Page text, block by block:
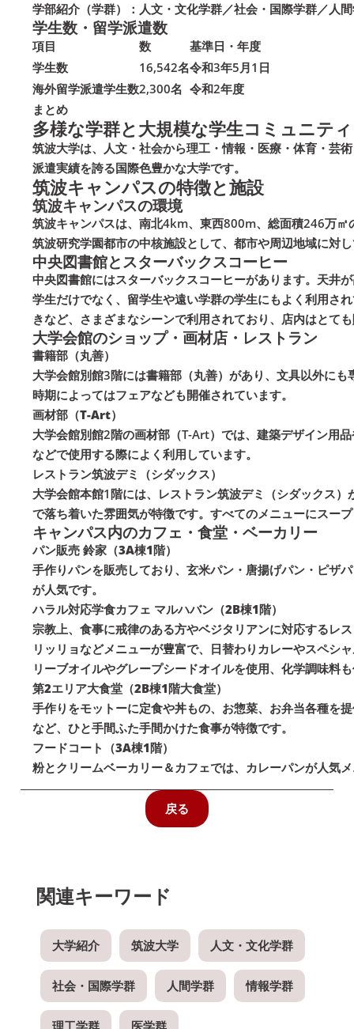
学部紹介（学群）：人文・文化学群／社会・国際学群／人
学生数・留学派遣数
項目 数
基準日・年度
学生数
16,542名令和3年5月1日
海外留学派遣学生数2,300名 令和2年度
まとめ
多様な学群と大規模な学生コミュニティ
筑波大学は、人文・社会から理工・情報・医療・体育・芸
派遣実績を誇る国際色豊かな大学です。
筑波キャンパスの特徴と施設
筑波キャンパスの環境
筑波キャンパスは、南北4km、東西800m、総面積246万
筑波研究学園都市の中核施設として、都市や周辺地域に対
中央図書館とスターバックスコーヒー
中央図書館にはスターバックスコーヒーがあります。天井
学生だけでなく、留学生や遠い学群の学生にもよく利用さ
きなど、さまざまなシーンで利用されており、店内はとて
大学会館のショップ・画材店・レストラン
書籍部（丸善）
大学会館別館3階には書籍部（丸善）があり、文具以外に
時期によってはフェアなども開催されています。
画材部（T-Art）
大学会館別館2階の画材部（T-Art）では、建築デザイン用
などで使用する際によく利用しています。
レストラン筑波デミ（シダックス）
大学会館本館1階には、レストラン筑波デミ（シダックス
で落ち着いた雰囲気が特徴です。すべてのメニューにスー
キャンパス内のカフェ・食堂・ベーカリー
パン販売 鈴家（3A棟1階）
手作りパンを販売しており、玄米パン・唐揚げパン・ピザ
が人気です。
ハラル対応学食カフェ マルハバン（2B棟1階）
宗教上、食事に戒律のある方やベジタリアンに対応するレ
リッリョなどメニューが豊富で、日替わりカレーやスペシ
リーブオイルやグレープシードオイルを使用、化学調味料
第2エリア大食堂（2B棟1階大食堂）
手作りをモットーに定食や丼もの、お惣菜、お弁当各種を
など、ひと手間ふた手間かけた食事が特徴です。
フードコート（3A棟1階）
粉とクリームベーカリー＆カフェでは、カレーパンが人気
戻る
関連キーワード
大学紹介 筑波大学 人文・文化学群
社会・国際学群 人間学群 情報学群
理工学群 医学群